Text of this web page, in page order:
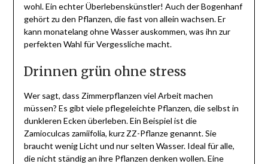
wohl. Ein echter Überlebenskünstler! Auch der Bogenhanf
gehört zu den Pflanzen, die fast von allein wachsen. Er
kann monatelang ohne Wasser auskommen, was ihn zur
perfekten Wahl für Vergessliche macht.
Drinnen grün ohne stress
Wer sagt, dass Zimmerpflanzen viel Arbeit machen
müssen? Es gibt viele pflegeleichte Pflanzen, die selbst in
dunkleren Ecken überleben. Ein Beispiel ist die
Zamioculcas zamiifolia, kurz ZZ-Pflanze genannt. Sie
braucht wenig Licht und nur selten Wasser. Ideal für alle,
die nicht ständig an ihre Pflanzen denken wollen. Eine